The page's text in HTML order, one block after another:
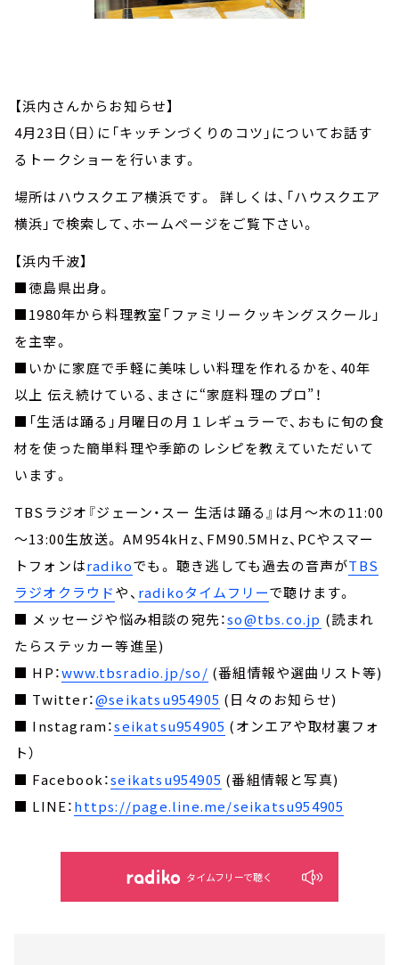
【浜内さんからお知らせ】
4月23日（日）に「キッチンづくりのコツ」についてお話す
るトークショーを行います。
場所はハウスクエア横浜です。 詳しくは、「ハウスクエア
横浜」で検索して、ホームページをご覧下さい。
【浜内千波】
■徳島県出身。
■1980年から料理教室「ファミリークッキングスクール」
を主宰。
■いかに家庭で手軽に美味しい料理を作れるかを、40年
以上 伝え続けている、まさに“家庭料理のプロ”！
■「生活は踊る」月曜日の月１レギュラーで、おもに旬の食
材を使った簡単料理や季節のレシピを教えていただいて
います。
TBSラジオ『ジェーン・スー 生活は踊る』は月～木の11:00
～13:00生放送。 AM954kHz、FM90.5MHz、PCやスマー
トフォンはradikoでも。 聴き逃しても過去の音声がTBS
ラジオクラウドや、 radikoタイムフリーで聴けます。
■ メッセージや悩み相談の宛先：so@tbs.co.jp (読まれ
たらステッカー等進呈)
■ HP：www.tbsradio.jp/so/ (番組情報や選曲リスト等)
■ Twitter：@seikatsu954905 (日々のお知らせ)
■ Instagram：seikatsu954905 (オンエアや取材裏フォ
ト）
■ Facebook：seikatsu954905 (番組情報と写真)
■ LINE：https://page.line.me/seikatsu954905
タイムフリーで聴く